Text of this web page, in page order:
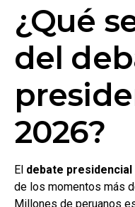
¿Qué
del
2026?
El debate presidencial
de los momentos más
Millones de peruanos